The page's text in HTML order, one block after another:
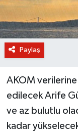
Paylaş
AKOM verilerine
edilecek Arife
ve az bulutlu
kadar